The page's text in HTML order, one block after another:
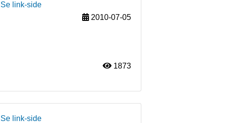
Se link-side
2010-07-05
1873
Se link-side